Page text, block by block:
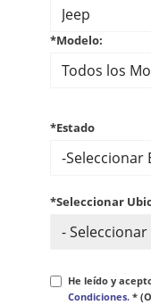
*Modelo:
*Estado
*Seleccionar
He leído y
Condiciones. *